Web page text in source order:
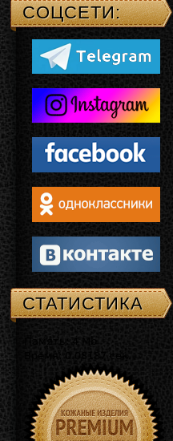
СОЦСЕТИ:
СТАТИСТИКА
Память: 4 Mb
Время: 0.08187 сек.